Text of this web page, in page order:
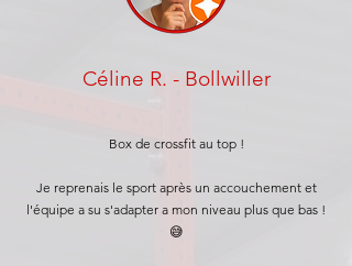
Céline R. - Bollwiller
Box de crossfit au top !
Je reprenais le sport après un accouchement et
l'équipe a su s'adapter a mon niveau plus que bas !
😅